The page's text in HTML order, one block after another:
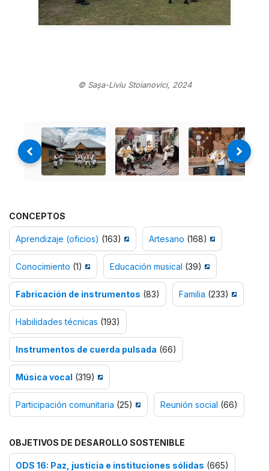
© Sașa-Liviu Stoianovici, 2024
CONCEPTOS
Aprendizaje (oficios) (163) Artesano (168)
Conocimiento (1) Educación musical (39)
Fabricación de instrumentos (83) Familia (233)
Habilidades técnicas (193)
Instrumentos de cuerda pulsada (66)
Música vocal (319)
Participación comunitaria (25) Reunión social (66)
OBJETIVOS DE DESAROLLO SOSTENIBLE
ODS 16: Paz, justicia e instituciones sólidas (665)